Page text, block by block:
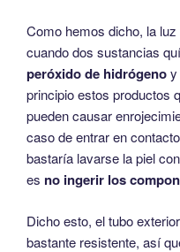
Como hemos dicho, la
cuando dos sustancias
peróxido de hidrógenoy
principio estos productos
pueden causar
caso de entrar en
bastaría lavarse la piel
es no ingerir los
Dicho esto, el tubo
bastante resistente, así